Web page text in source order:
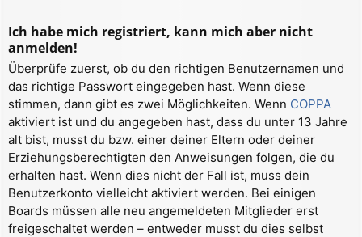
Ich habe mich registriert, kann mich aber nicht
anmelden!
Überprüfe zuerst, ob du den richtigen Benutzernamen und
das richtige Passwort eingegeben hast. Wenn diese
stimmen, dann gibt es zwei Möglichkeiten. Wenn COPPA
aktiviert ist und du angegeben hast, dass du unter 13 Jahre
alt bist, musst du bzw. einer deiner Eltern oder deiner
Erziehungsberechtigten den Anweisungen folgen, die du
erhalten hast. Wenn dies nicht der Fall ist, muss dein
Benutzerkonto vielleicht aktiviert werden. Bei einigen
Boards müssen alle neu angemeldeten Mitglieder erst
freigeschaltet werden – entweder musst du dies selbst